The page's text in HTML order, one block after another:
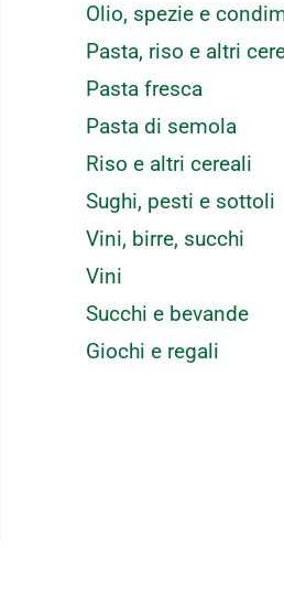
Olio, spezie e
Pasta, riso e altri
Pasta fresca
Pasta di semola
Riso e altri cereali
Sughi, pesti e sottoli
Vini, birre, succhi
Vini
Succhi e bevande
Giochi e regali